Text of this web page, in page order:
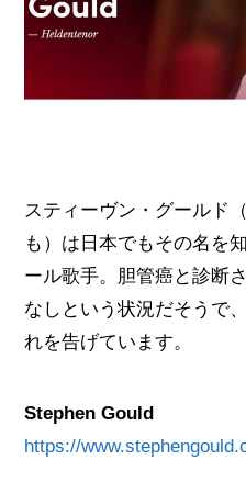
スティーヴン・グールド
も）は日本でもその名を
ール歌手。胆管癌と診断
なしという状況だそうで
れを告げています。
Stephen Gould
https://